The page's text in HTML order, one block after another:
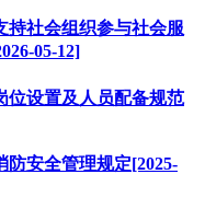
持社会组织参与社会服
05-12]
位设置及人员配备规范
防安全管理规定[2025-